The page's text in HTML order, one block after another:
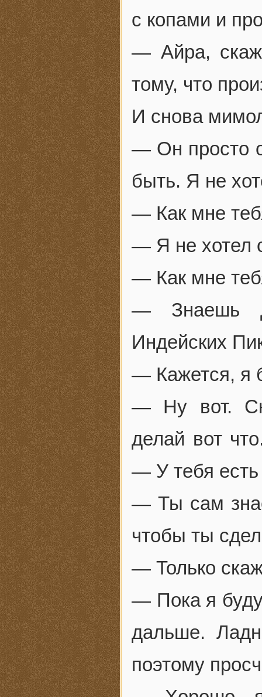
с копами и
— Айра,
тому, что
И снова
— Он просто
быть. Я не
— Как мне
— Я не хотел
— Как мне
— Знаешь
Индейских
— Кажется, я
— Ну вот.
делай вот
— У тебя
— Ты сам
чтобы ты
— Только
— Пока я буду
дальше.
поэтому